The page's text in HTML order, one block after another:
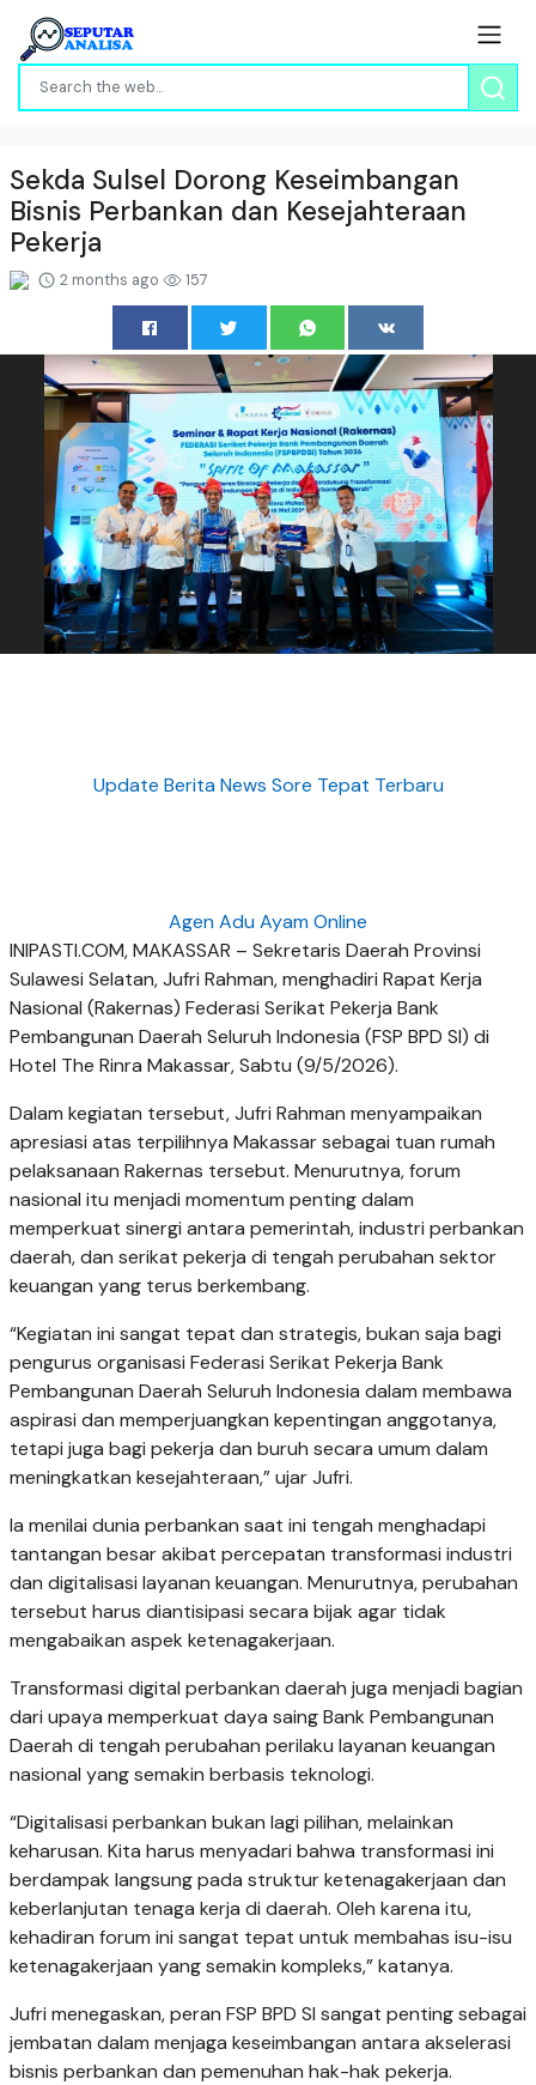
Sekda Sulsel Dorong Keseimbangan
Bisnis Perbankan dan Kesejahteraan
Pekerja
2 months ago 157
Update Berita News Sore Tepat Terbaru
Agen Adu Ayam Online
INIPASTI.COM, MAKASSAR – Sekretaris Daerah Provinsi
Sulawesi Selatan, Jufri Rahman, menghadiri Rapat Kerja
Nasional (Rakernas) Federasi Serikat Pekerja Bank
Pembangunan Daerah Seluruh Indonesia (FSP BPD SI) di
Hotel The Rinra Makassar, Sabtu (9/5/2026).
Dalam kegiatan tersebut, Jufri Rahman menyampaikan
apresiasi atas terpilihnya Makassar sebagai tuan rumah
pelaksanaan Rakernas tersebut. Menurutnya, forum
nasional itu menjadi momentum penting dalam
memperkuat sinergi antara pemerintah, industri perbankan
daerah, dan serikat pekerja di tengah perubahan sektor
keuangan yang terus berkembang.
“Kegiatan ini sangat tepat dan strategis, bukan saja bagi
pengurus organisasi Federasi Serikat Pekerja Bank
Pembangunan Daerah Seluruh Indonesia dalam membawa
aspirasi dan memperjuangkan kepentingan anggotanya,
tetapi juga bagi pekerja dan buruh secara umum dalam
meningkatkan kesejahteraan,” ujar Jufri.
Ia menilai dunia perbankan saat ini tengah menghadapi
tantangan besar akibat percepatan transformasi industri
dan digitalisasi layanan keuangan. Menurutnya, perubahan
tersebut harus diantisipasi secara bijak agar tidak
mengabaikan aspek ketenagakerjaan.
Transformasi digital perbankan daerah juga menjadi bagian
dari upaya memperkuat daya saing Bank Pembangunan
Daerah di tengah perubahan perilaku layanan keuangan
nasional yang semakin berbasis teknologi.
“Digitalisasi perbankan bukan lagi pilihan, melainkan
keharusan. Kita harus menyadari bahwa transformasi ini
berdampak langsung pada struktur ketenagakerjaan dan
keberlanjutan tenaga kerja di daerah. Oleh karena itu,
kehadiran forum ini sangat tepat untuk membahas isu-isu
ketenagakerjaan yang semakin kompleks,” katanya.
Jufri menegaskan, peran FSP BPD SI sangat penting sebagai
jembatan dalam menjaga keseimbangan antara akselerasi
bisnis perbankan dan pemenuhan hak-hak pekerja.